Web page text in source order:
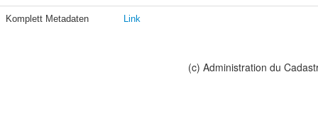
Komplett Metadaten Link
(c) Administration du